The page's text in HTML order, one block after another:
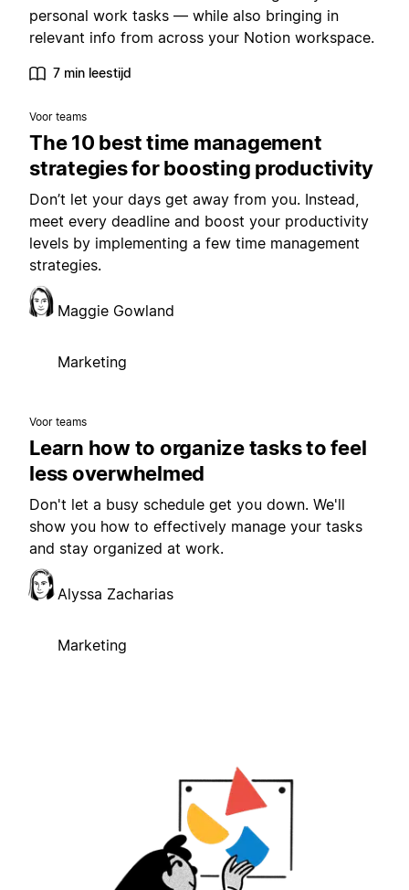
personal work tasks — while also bringing in
relevant info from across your Notion workspace.
7 min leestijd
Voor teams
The 10 best time management
strategies for boosting productivity
Don’t let your days get away from you. Instead,
meet every deadline and boost your productivity
levels by implementing a few time management
strategies.
Maggie Gowland
Marketing
Voor teams
Learn how to organize tasks to feel
less overwhelmed
Don't let a busy schedule get you down. We'll
show you how to effectively manage your tasks
and stay organized at work.
Alyssa Zacharias
Marketing